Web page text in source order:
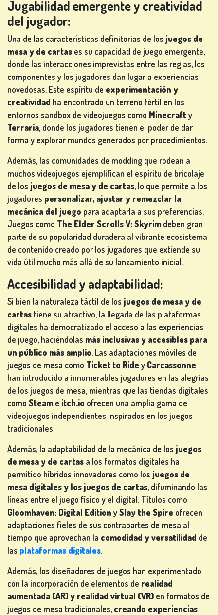
Jugabilidad emergente y creatividad
del jugador:
Una de las características definitorias de los juegos de
mesa y de cartas es su capacidad de juego emergente,
donde las interacciones imprevistas entre las reglas, los
componentes y los jugadores dan lugar a experiencias
novedosas. Este espíritu de experimentación y
creatividad ha encontrado un terreno fértil en los
entornos sandbox de videojuegos como Minecrafty
Terraria, donde los jugadores tienen el poder de dar
forma y explorar mundos generados por procedimientos.
Además, las comunidades de modding que rodean a
muchos videojuegos ejemplifican el espíritu de bricolaje
de los juegos de mesa y de cartas, lo que permite a los
jugadores personalizar, ajustar y remezclar la
mecánica del juego para adaptarla a sus preferencias.
Juegos como The Elder Scrolls V: Skyrim deben gran
parte de su popularidad duradera al vibrante ecosistema
de contenido creado por los jugadores que extiende su
vida útil mucho más allá de su lanzamiento inicial.
Accesibilidad y adaptabilidad:
Si bien la naturaleza táctil de los juegos de mesa y de
cartas tiene su atractivo, la llegada de las plataformas
digitales ha democratizado el acceso a las experiencias
de juego, haciéndolas más inclusivas y accesibles para
un público más amplio. Las adaptaciones móviles de
juegos de mesa como Ticket to Ride y Carcassonne
han introducido a innumerables jugadores en las alegrías
de los juegos de mesa, mientras que las tiendas digitales
como Steam e itch.io ofrecen una amplia gama de
videojuegos independientes inspirados en los juegos
tradicionales.
Además, la adaptabilidad de la mecánica de los juegos
de mesa y de cartas a los formatos digitales ha
permitido híbridos innovadores como los juegos de
mesa digitales y los juegos de cartas, difuminando las
líneas entre el juego físico y el digital. Títulos como
Gloomhaven: Digital Edition ySlay the Spire ofrecen
adaptaciones fieles de sus contrapartes de mesa al
tiempo que aprovechan la comodidad y versatilidad de
las plataformas digitales.
Además, los diseñadores de juegos han experimentado
con la incorporación de elementos de realidad
aumentada (AR) y realidad virtual (VR) en formatos de
juegos de mesa tradicionales, creando experiencias